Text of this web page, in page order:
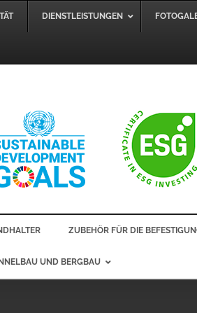
DIENSTLEISTUNGEN
ZUBEHÖR FÜR DIE
UND BERGBAU